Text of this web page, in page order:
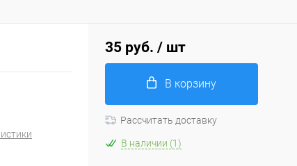
35 руб. / шт
В корзину
Рассчитать доставку
В наличии (1)